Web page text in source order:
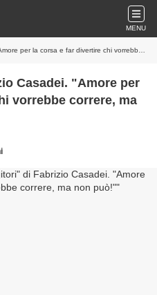
MENU
e far divertire chi vorrebbe correre, ma non può!"
Casadei. "Amore per
vorrebbe correre, ma